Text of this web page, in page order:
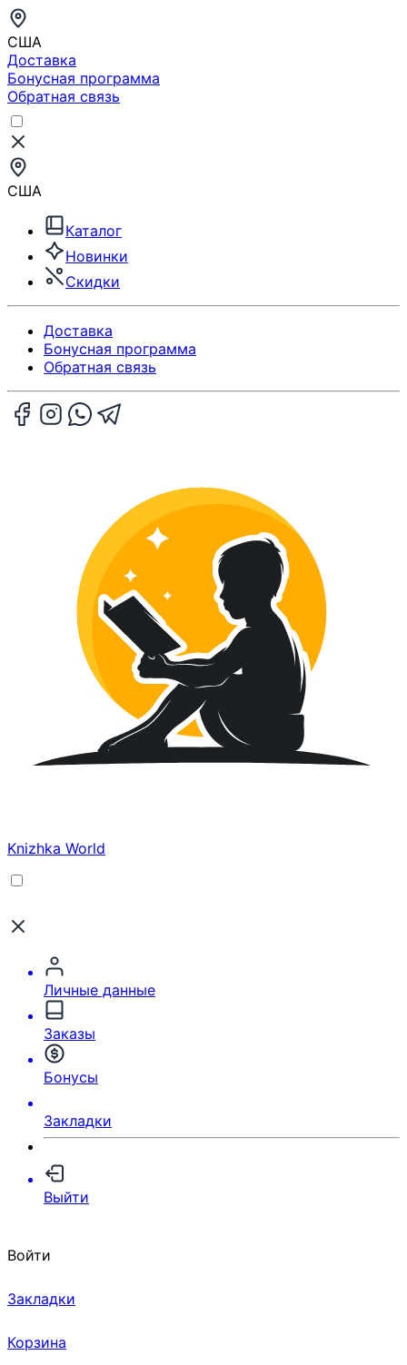
США
Доставка
Бонусная программа
Обратная связь
США
Каталог
Новинки
Скидки
Доставка
Бонусная программа
Обратная связь
Knizhka World
Личные данные
Заказы
Бонусы
Закладки
Выйти
Войти
Закладки
Корзина